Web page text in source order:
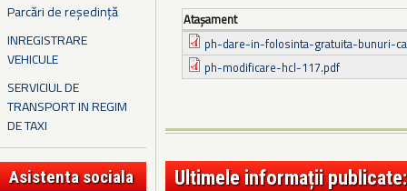
Parcări de reședință
INREGISTRARE
VEHICULE
SERVICIUL DE
TRANSPORT IN REGIM
DE TAXI
Asistenta sociala
Ataşament
ph-dare-in-folosinta-gratuita-bunuri-
ph-modificare-hcl-117.pdf
Ultimele informații publicate: